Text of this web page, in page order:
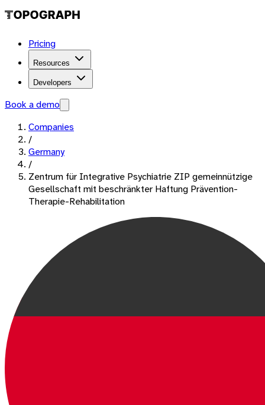
Pricing
Resources
Developers
Book a demo
Companies
/
Germany
/
Zentrum für Integrative Psychiatrie ZIP gemeinnützige
Gesellschaft mit beschränkter Haftung Prävention-
Therapie-Rehabilitation